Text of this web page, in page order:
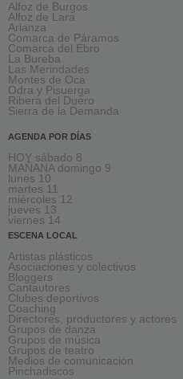
Alfoz de Burgos
Alfoz de Lara
Arlanza
Comarca de Páramos
Comarca del Ebro
La Bureba
Las Merindades
Montes de Oca
Odra y Pisuerga
Ribera del Duero
Sierra de la Demanda
AGENDA POR DÍAS
HOY sábado 8
MAÑANA domingo 9
lunes 10
martes 11
miércoles 12
jueves 13
viernes 14
ESCENA LOCAL
Artistas plásticos
Asociaciones y colectivos
Bloggers
Cantautores
Clubes deportivos
Coaching
Directores, productores y actores
Grupos de danza
Grupos de música
Grupos de teatro
Medios de comunicación
Pinchadiscos